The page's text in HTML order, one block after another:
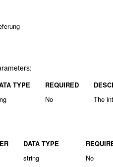
TYPE REQUIRED
No The
DATA TYPE
string
No